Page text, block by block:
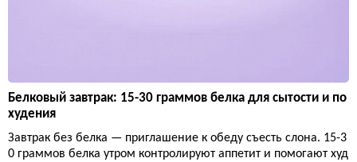
Белковый завтрак: 15-30 граммов белка для сытости и по
худения
Завтрак без белка — приглашение к обеду съесть слона. 15-3
0 граммов белка утром контролируют аппетит и помогают худ